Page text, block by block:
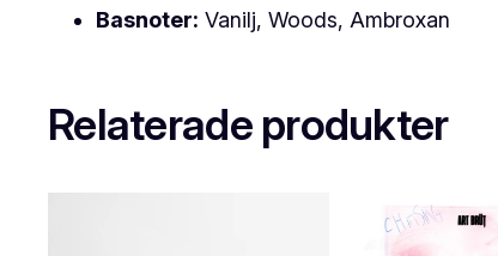
Basnoter: Vanilj, Woods, Ambroxan
Relaterade produkter